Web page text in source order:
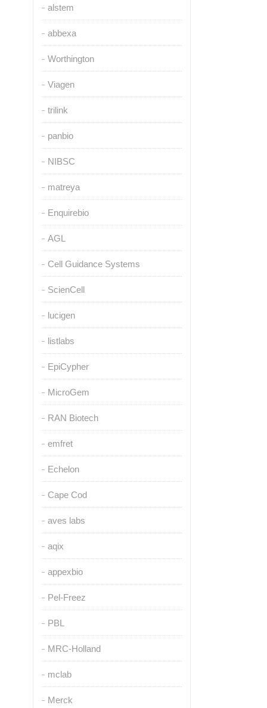
alstem
abbexa
Worthington
Viagen
trilink
panbio
NIBSC
matreya
Enquirebio
AGL
Cell Guidance Systems
ScienCell
lucigen
listlabs
EpiCypher
MicroGem
RAN Biotech
emfret
Echelon
Cape Cod
aves labs
aqix
appexbio
Pel-Freez
PBL
MRC-Holland
mclab
Merck